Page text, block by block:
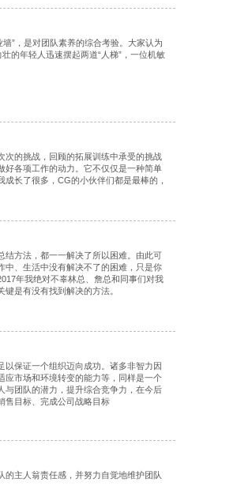
”，是对团队素养的综合考验。大家认为
的年轻人迅速摆起两道“人梯”，一位机敏
次的挑战，回顾的拓展训练中承受的挑战
好各项工作的动力。它不仅仅是一种简单
长了很多，CG的小伙伴们都是最棒的，
结方法，都一一解决了所以困难。由此可
中、生活中没有解决不了的困难，只是你
年我绝对不辜林总、詹总和同事们对我
是有没有找到解决的方法。
保证一个组织迈向成功。诸多非智力因
应市场和环境转变的能力等，同样是一个
与团队的潜力，提升综合竞争力，在今后
售目标、完成公司战略目标
主人翁责任感，并努力自觉地维护团队